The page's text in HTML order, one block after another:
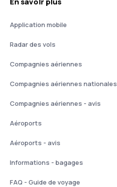
Application mobile
Radar des vols
Compagnies aériennes
Compagnies aériennes nationales
Compagnies aériennes - avis
Aéroports
Aéroports - avis
Informations - bagages
FAQ - Guide de voyage